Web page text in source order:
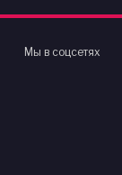
Мы в соцсетях